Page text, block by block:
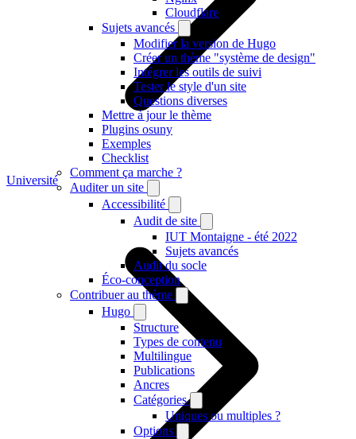
Cloudflare
Sujets avancés
Modifier la version de Hugo
Créer un thème "système de design"
Intégrer les outils de suivi
Tester le style d'un site
Questions diverses
Mettre à jour le thème
Plugins osuny
Exemples
Checklist
Comment ça marche ?
Auditer un site
Accessibilité
Audit de site
IUT Montaigne - été 2022
Sujets avancés
Audit du socle
Éco-conception
Contribuer au thème
Hugo
Structure
Types de contenu
Multilingue
Publications
Ancres
Catégories
Uniques ou multiples ?
Options
Université